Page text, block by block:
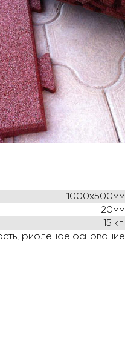
1000х500мм
20мм
15 кг
рифленое основание